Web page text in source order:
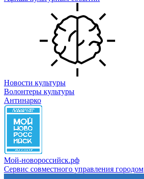
Новости культуры
Волонтеры культуры
Антинарко
Мой-новороссийск.рф
Сервис совместного управления городом